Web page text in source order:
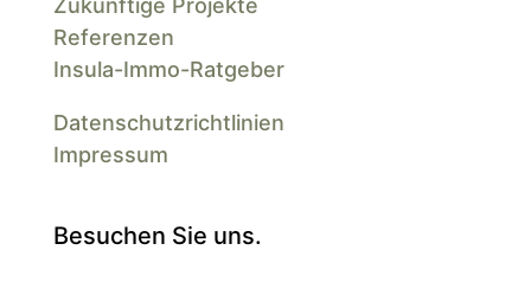
Zukünftige Projekte
Referenzen
Insula-Immo-Ratgeber
Datenschutzrichtlinien
Impressum
Besuchen Sie uns.